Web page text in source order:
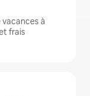
à
frais